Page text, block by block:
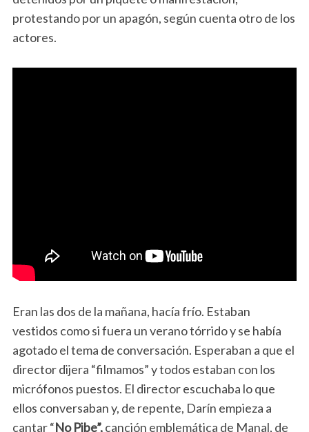
protestando por un apagón, según cuenta otro de los
actores.
Eran las dos de la mañana, hacía frío. Estaban
vestidos como si fuera un verano tórrido y se había
agotado el tema de conversación. Esperaban a que el
director dijera “filmamos” y todos estaban con los
micrófonos puestos. El director escuchaba lo que
ellos conversaban y, de repente, Darín empieza a
cantar “No Pibe”,canción emblemática de Manal, de